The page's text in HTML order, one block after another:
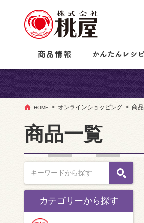
HOME オンラインショッピング 商
商品一覧
カテゴリーから探す